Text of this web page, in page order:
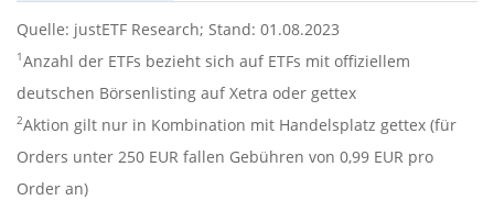
Quelle: justETF Research; Stand: 01.08.2023
1Anzahl der ETFs bezieht sich auf ETFs mit offiziellem
deutschen Börsenlisting auf Xetra oder gettex
2Aktion gilt nur in Kombination mit Handelsplatz gettex (für
Orders unter 250 EUR fallen Gebühren von 0,99 EUR pro
Order an)